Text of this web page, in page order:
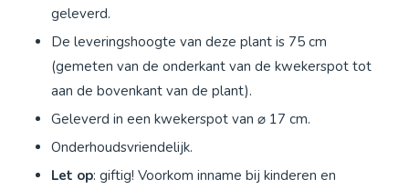
geleverd.
De leveringshoogte van deze plant is 75 cm
(gemeten van de onderkant van de kwekerspot tot
aan de bovenkant van de plant).
Geleverd in een kwekerspot van ⌀ 17 cm.
Onderhoudsvriendelijk.
Let op: giftig! Voorkom inname bij kinderen en